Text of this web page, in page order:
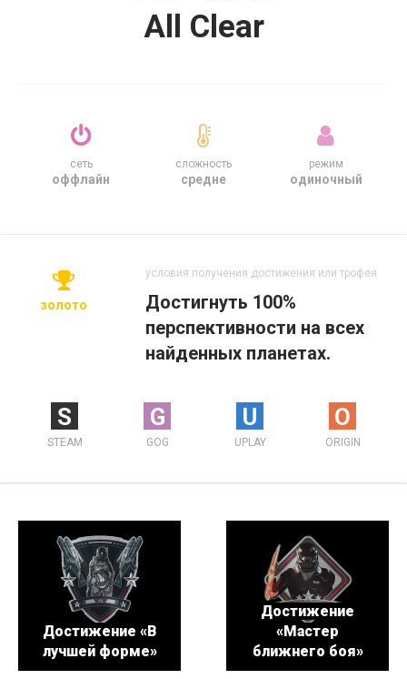
All Clear
сеть
оффлайн
сложность
средне
режим
одиночный
золото
условия получения достижения или трофея
Достигнуть 100%
перспективности на всех
найденных планетах.
S
STEAM
G
GOG
U
UPLAY
O
ORIGIN
Достижение «В
лучшей форме»
Достижение
«Мастер
ближнего боя»